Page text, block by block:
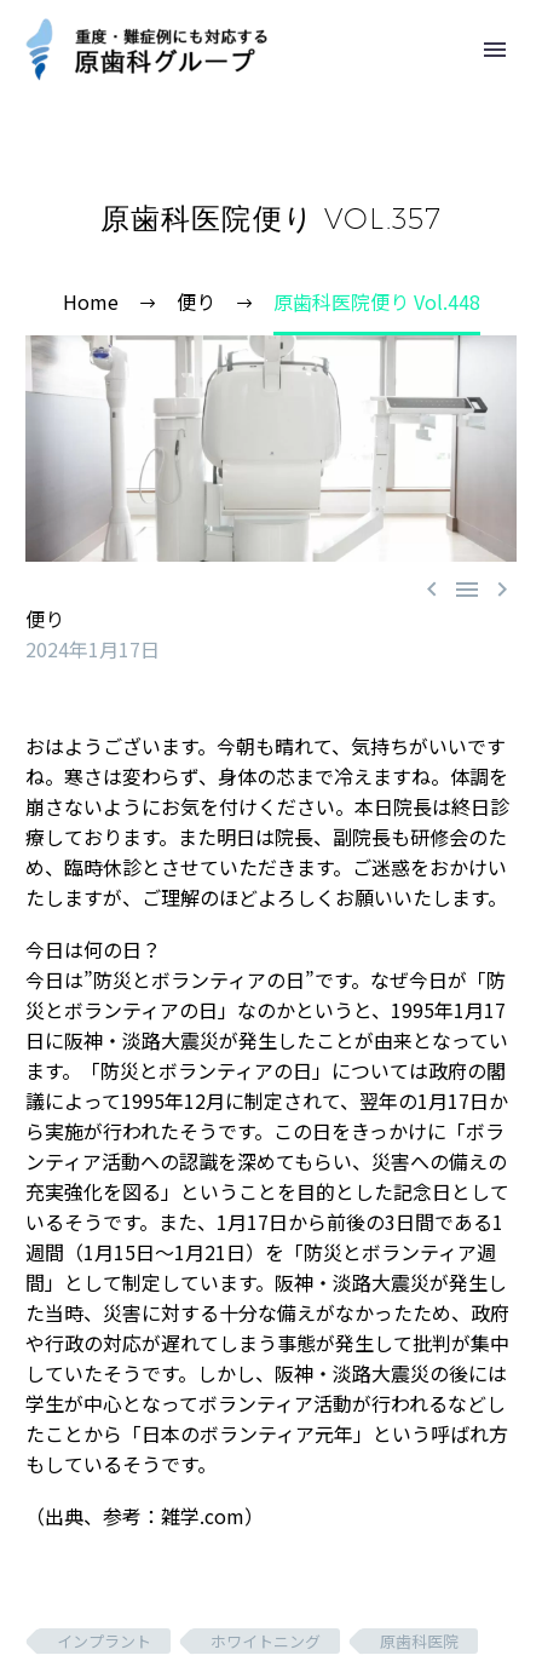
原歯科医院便り VOL.357
Home 便り 原歯科医院便り Vol.448
  
便り
2024年1月17日
おはようございます。今朝も晴れて、気持ちがいいです
ね。寒さは変わらず、身体の芯まで冷えますね。体調を
崩さないようにお気を付けください。本日院長は終日診
療しております。また明日は院長、副院長も研修会のた
め、臨時休診とさせていただきます。ご迷惑をおかけい
たしますが、ご理解のほどよろしくお願いいたします。
今日は何の日？
今日は”防災とボランティアの日”です。なぜ今日が「防
災とボランティアの日」なのかというと、1995年1月17
日に阪神・淡路大震災が発生したことが由来となってい
ます。「防災とボランティアの日」については政府の閣
議によって1995年12月に制定されて、翌年の1月17日か
ら実施が行われたそうです。この日をきっかけに「ボラ
ンティア活動への認識を深めてもらい、災害への備えの
充実強化を図る」ということを目的とした記念日として
いるそうです。また、1月17日から前後の3日間である1
週間（1月15日～1月21日）を「防災とボランティア週
間」として制定しています。阪神・淡路大震災が発生し
た当時、災害に対する十分な備えがなかったため、政府
や行政の対応が遅れてしまう事態が発生して批判が集中
していたそうです。しかし、阪神・淡路大震災の後には
学生が中心となってボランティア活動が行われるなどし
たことから「日本のボランティア元年」という呼ばれ方
もしているそうです。
（出典、参考：雑学.com）
インプラント ホワイトニング
原歯科医院